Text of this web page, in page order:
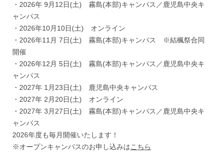
・2026年 9月12日(土) 霧島(本部)キャンパス／鹿児島中央キ
ャンパス
・2026年10月10日(土) オンライン
・2026年11月 7日(土) 霧島(本部)キャンパス ※結楓祭合同
開催
・2026年12月 5日(土) 霧島(本部)キャンパス／鹿児島中央キ
ャンパス
・2027年 1月23日(土) 鹿児島中央キャンパス
・2027年 2月20日(土) オンライン
・2027年 3月27日(土) 霧島(本部)キャンパス／鹿児島中央キ
ャンパス
2026年度も毎月開催いたします！
※オープンキャンパスのお申し込みはこちら